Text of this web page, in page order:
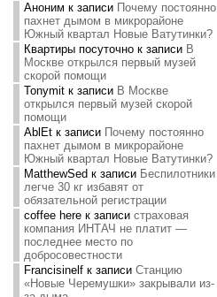
Аноним к записи Почему постоянно
пахнет дымом в микрорайоне
Южный квартал Новые Ватутинки?
Квартиры посуточнок записи В
Москве открылся первый музей
скорой помощи
Tonymitк записи В Москве
открылся первый музей скорой
помощи
AblEtк записи Почему постоянно
пахнет дымом в микрорайоне
Южный квартал Новые Ватутинки?
MatthewSed к записи Беспилотники
легче 30 кг избавят от
обязательной регистрации
coffee hereк записи страховая
компания ИНТАЧ не платит —
последнее место по
добросовестности
Francisinelfк записи Станцию
«Новые Черемушки» закрывали из-